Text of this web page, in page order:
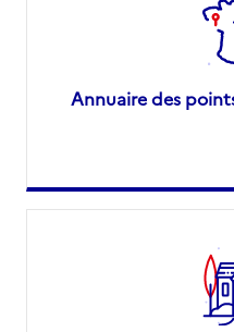
Annuaire des